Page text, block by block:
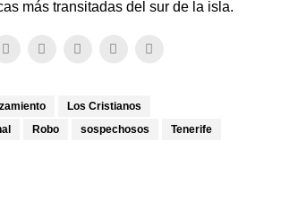
más transitadas del sur de la isla.
Los Cristianos
Robo sospechosos Tenerife